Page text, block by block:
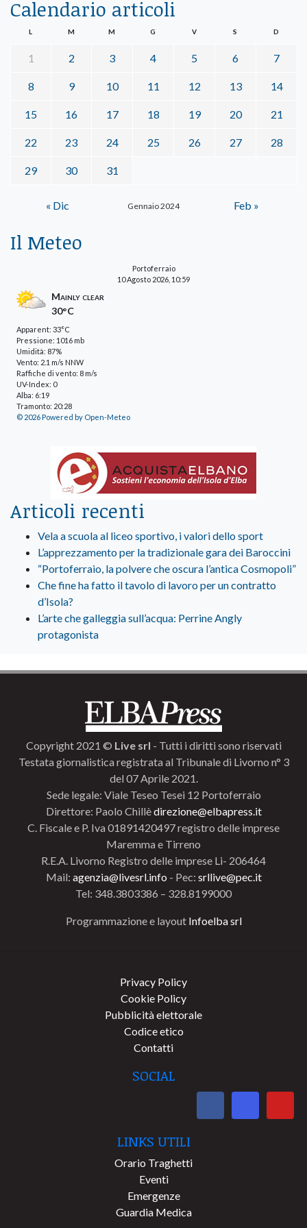
Calendario articoli
Gennaio 2024
L M M G V S D
1 2 3 4 5 6 7
8 9 10 11 12 13 14
15 16 17 18 19 20 21
22 23 24 25 26 27 28
29 30 31
« Dic Feb »
Il Meteo
Portoferraio
10 Agosto 2026, 10:59
Mainly clear
30°C
Apparent: 33°C
Pressione: 1016 mb
Umidità: 87%
Vento: 2.1 m/s NNW
Raffiche di vento: 8 m/s
UV-Index: 0
Alba: 6:19
Tramonto: 20:28
© 2026 Powered by Open-Meteo
Articoli recenti
Vela a scuola al liceo sportivo, i valori dello sport
L’apprezzamento per la tradizionale gara dei Baroccini
“Portoferraio, la polvere che oscura l’antica Cosmopoli”
Che fine ha fatto il tavolo di lavoro per un contratto
d’Isola?
L’arte che galleggia sull’acqua: Perrine Angly
protagonista
Copyright 2021 © Live srl - Tutti i diritti sono riservati
Testata giornalistica registrata al Tribunale di Livorno n° 3
del 07 Aprile 2021.
Sede legale: Viale Teseo Tesei 12 Portoferraio
Direttore: Paolo Chillèdirezione@elbapress.it
C. Fiscale e P. Iva 01891420497 registro delle imprese
Maremma e Tirreno
R.E.A. Livorno Registro delle imprese Li- 206464
Mail: agenzia@livesrl.info - Pec: srllive@pec.it
Tel: 348.3803386 – 328.8199000
Programmazione e layout Infoelba srl
Privacy Policy
Cookie Policy
Pubblicità elettorale
Codice etico
Contatti
SOCIAL
LINKS UTILI
Orario Traghetti
Eventi
Emergenze
Guardia Medica